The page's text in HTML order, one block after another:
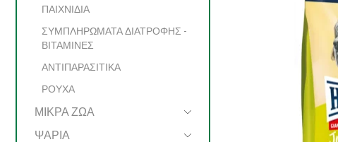
ΠΑΙΧΝΙΔΙΑ
ΣΥΜΠΛΗΡΩΜΑΤΑ ΔΙΑΤΡΟΦΗΣ -
ΒΙΤΑΜΙΝΕΣ
ΑΝΤΙΠΑΡΑΣΙΤΙΚΑ
ΡΟΥΧΑ
ΜΙΚΡΑ ΖΩΑ
ΨΑΡΙΑ